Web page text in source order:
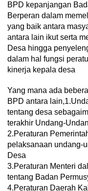
BPD kepanjangan
Berperan dalam
yang baik antara
antara lain ikut serta
Desa hingga
dalam hal fungsi
kinerja kepala desa
Yang mana ada
BPD antara
tentang desa
terakhir Undang-
2.Peraturan
pelaksanaan undang-
Desa
3.Peraturan Menteri
tentang Badan
4.Peraturan Daerah